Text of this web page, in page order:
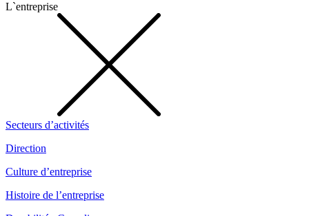
L`entreprise
Secteurs d’activités
Direction
Culture d’entreprise
Histoire de l’entreprise